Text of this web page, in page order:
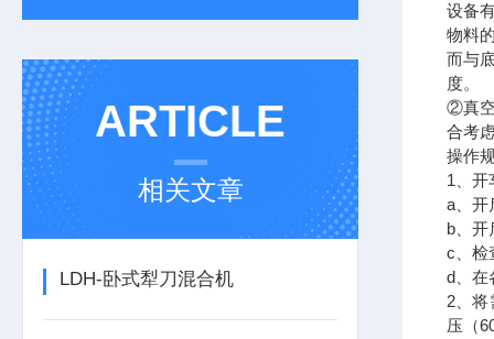
ARTICLE
相关文章
LDH-卧式犁刀混合机
设备
物料
而与
度。
②真空
合考
操作
1、开
a、开
b、开
c、检
d、在
2、
压（